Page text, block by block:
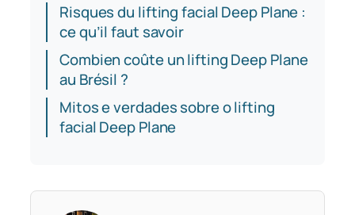
Risques du lifting facial Deep Plane :
ce qu’il faut savoir
Combien coûte un lifting Deep Plane
au Brésil ?
Mitos e verdades sobre o lifting
facial Deep Plane